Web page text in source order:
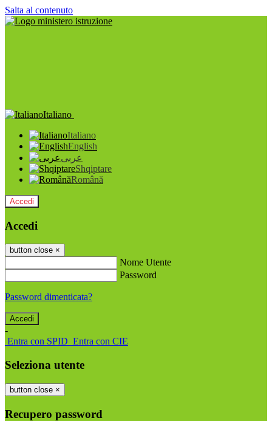
Salta al contenuto
Italiano
Italiano
English
عربى
Shqiptare
Română
Accedi
Accedi
button close ×
Nome Utente
Password
Password dimenticata?
-
Entra con SPID Entra con CIE
Seleziona utente
button close ×
Recupero password